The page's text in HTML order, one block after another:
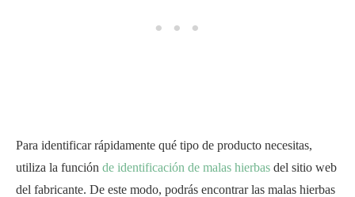
Para identificar rápidamente qué tipo de producto necesitas,
utiliza la función de identificación de malas hierbas del sitio web
del fabricante. De este modo, podrás encontrar las malas hierbas